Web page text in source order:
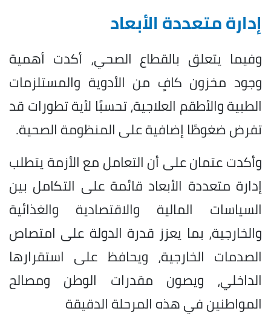
إدارة متعددة الأبعاد
وفيما يتعلق بالقطاع الصحي، أكدت أهمية
وجود مخزون كافٍ من الأدوية والمستلزمات
الطبية والأطقم العلاجية، تحسبًا لأية تطورات قد
تفرض ضغوطًا إضافية على المنظومة الصحية.
وأكدت عتمان على أن التعامل مع الأزمة يتطلب
إدارة متعددة الأبعاد قائمة على التكامل بين
السياسات المالية والاقتصادية والغذائية
والخارجية، بما يعزز قدرة الدولة على امتصاص
الصدمات الخارجية، ويحافظ على استقرارها
الداخلي، ويصون مقدرات الوطن ومصالح
المواطنين في هذه المرحلة الدقيقة